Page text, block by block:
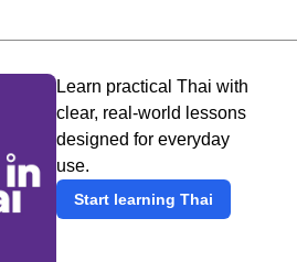
Learn practical Thai with
clear, real-world lessons
designed for everyday
use.
Start learning Thai